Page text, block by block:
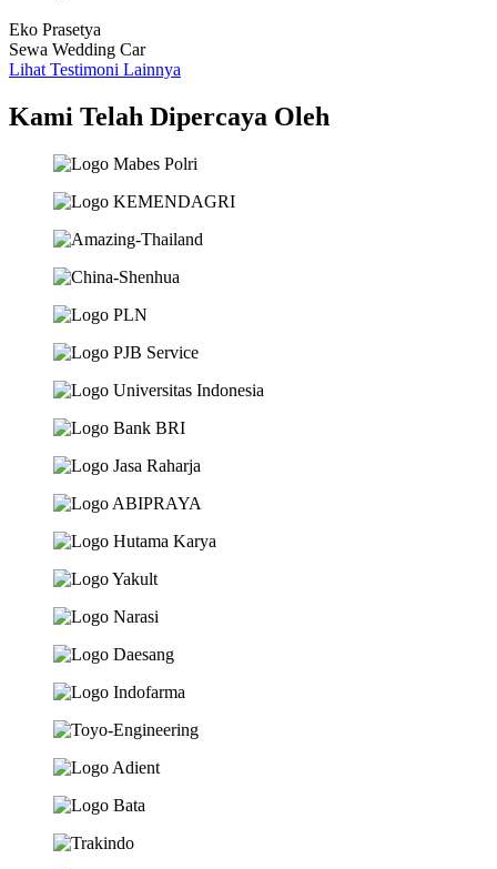
Eko Prasetya
Sewa Wedding Car
Lihat Testimoni Lainnya
Kami Telah Dipercaya Oleh